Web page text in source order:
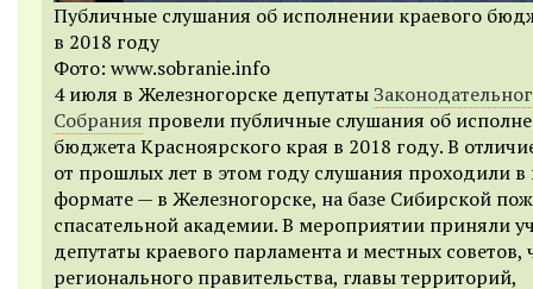
Публичные слушания об исполнении краевого
в 2018 году
Фото: www.sobranie.info
4 июля в Железногорске депутаты
Собрания провели публичные слушания об
бюджета Красноярского края в 2018 году. В
от прошлых лет в этом году слушания проходили
формате — в Железногорске, на базе Сибирской
спасательной академии. В мероприятии приняли
депутаты краевого парламента и местных советов,
регионального правительства, главы территорий,